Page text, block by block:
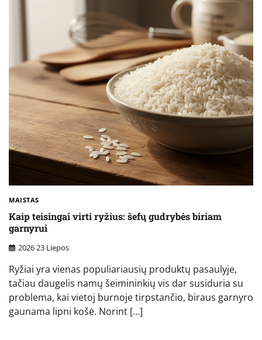
MAISTAS
Kaip teisingai virti ryžius: šefų gudrybės biriam
garnyrui
2026 23 Liepos
Ryžiai yra vienas populiariausių produktų pasaulyje,
tačiau daugelis namų šeimininkių vis dar susiduria su
problema, kai vietoj burnoje tirpstančio, biraus garnyro
gaunama lipni košė. Norint […]